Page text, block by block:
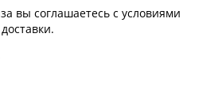
вы соглашаетесь с условиями